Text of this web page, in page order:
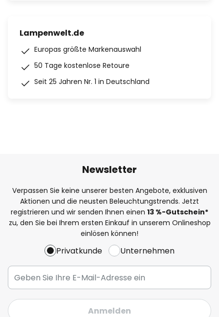
Lampenwelt.de
Europas größte Markenauswahl
50 Tage kostenlose Retoure
Seit 25 Jahren Nr. 1 in Deutschland
Newsletter
Verpassen Sie keine unserer besten Angebote, exklusiven
Aktionen und die neusten Beleuchtungstrends. Jetzt
registrieren und wir senden Ihnen einen 13 %-Gutschein*
zu, den Sie bei Ihrem ersten Einkauf in unserem Onlineshop
einlösen können!
Privatkunde Unternehmen
Anmelden